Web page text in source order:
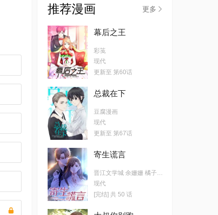
推荐漫画 更多
幕后之王
彩笺
现代
更新至 第60话
总裁在下
豆腐漫画
现代
更新至 第67话
寄生谎言
晋江文学城 余姗姗 橘子皮文化
现代
[完结] 共 50 话